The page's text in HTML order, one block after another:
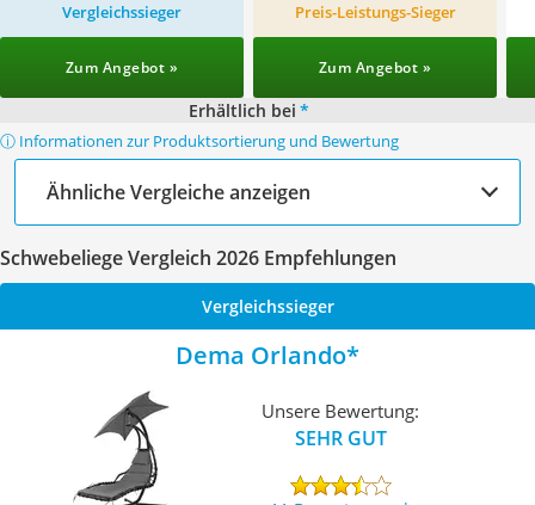
Vergleichssieger
Zum Angebot »
Preis-Leistungs-Sieger
Zum Angebot »
Erhältlich bei *
ⓘ Informationen zur Produktsortierung und Bewertung
Ähnliche Vergleiche anzeigen
Schwebeliege Vergleich 2026 Empfehlungen
Vergleichssieger
Dema Orlando
Unsere Bewertung:
SEHR GUT